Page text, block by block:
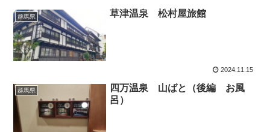
群馬県 草津温泉 松村屋旅館
2024.11.15
群馬県
四万温泉 山ばと（後編 お風
呂）